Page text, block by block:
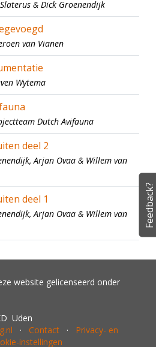
& Dick Groenendijk
van Vianen
Wytema
Dutch Avifauna
deel 2
Arjan Ovaa & Willem van
deel 1
Arjan Ovaa & Willem van
website gelicenseerd onder
Uden
· Contact · Privacy- en
instellingen
Feedback?